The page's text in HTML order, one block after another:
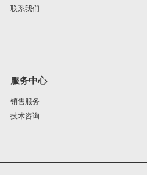
联系我们
服务中心
销售服务
技术咨询